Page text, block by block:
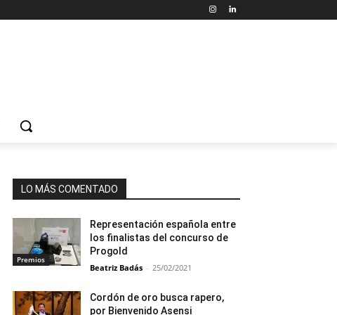
LO MÁS COMENTADO
Premios
Representación española entre
los finalistas del concurso de
Progold
Beatriz Badás - 25/02/2021
Cordón de oro busca rapero,
por Bienvenido Asensi